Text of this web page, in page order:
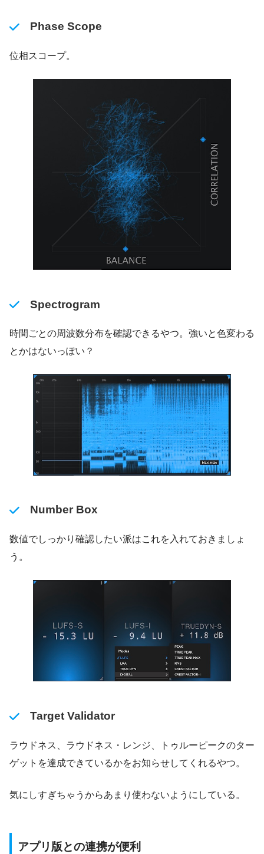
Phase Scope
位相スコープ。
Spectrogram
時間ごとの周波数分布を確認できるやつ。強いと色変わる
とかはないっぽい？
Number Box
数値でしっかり確認したい派はこれを入れておきましょ
う。
Target Validator
ラウドネス、ラウドネス・レンジ、トゥルーピークのター
ゲットを達成できているかをお知らせしてくれるやつ。
気にしすぎちゃうからあまり使わないようにしている。
アプリ版との連携が便利